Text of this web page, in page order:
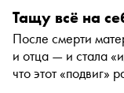
Тащу всё на
После смерти
и отца — и стала
что этот «подвиг»